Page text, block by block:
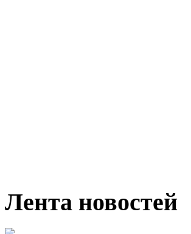
Лента новостей